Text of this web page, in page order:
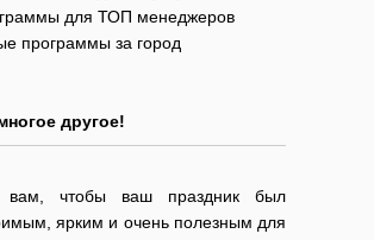
для ТОП менеджеров
программы за город
другое!
чтобы ваш праздник был
ярким и очень полезным для